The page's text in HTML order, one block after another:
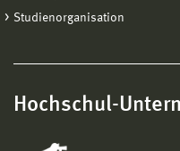
Studienorganisation
Hochschul-